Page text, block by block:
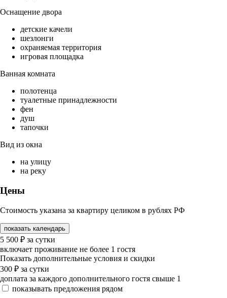
Оснащение двора
детские качели
шезлонги
охраняемая территория
игровая площадка
Ванная комната
полотенца
туалетные принадлежности
фен
душ
тапочки
Вид из окна
на улицу
на реку
Цены
Стоимость указана за квартиру целиком в рублях РФ
показать календарь
5 500 ₽ за сутки
включает проживание не более 1 гостя
Показать дополнительные условия и скидки
300 ₽ за сутки
доплата за каждого дополнительного гостя свыше 1
показывать предложения рядом